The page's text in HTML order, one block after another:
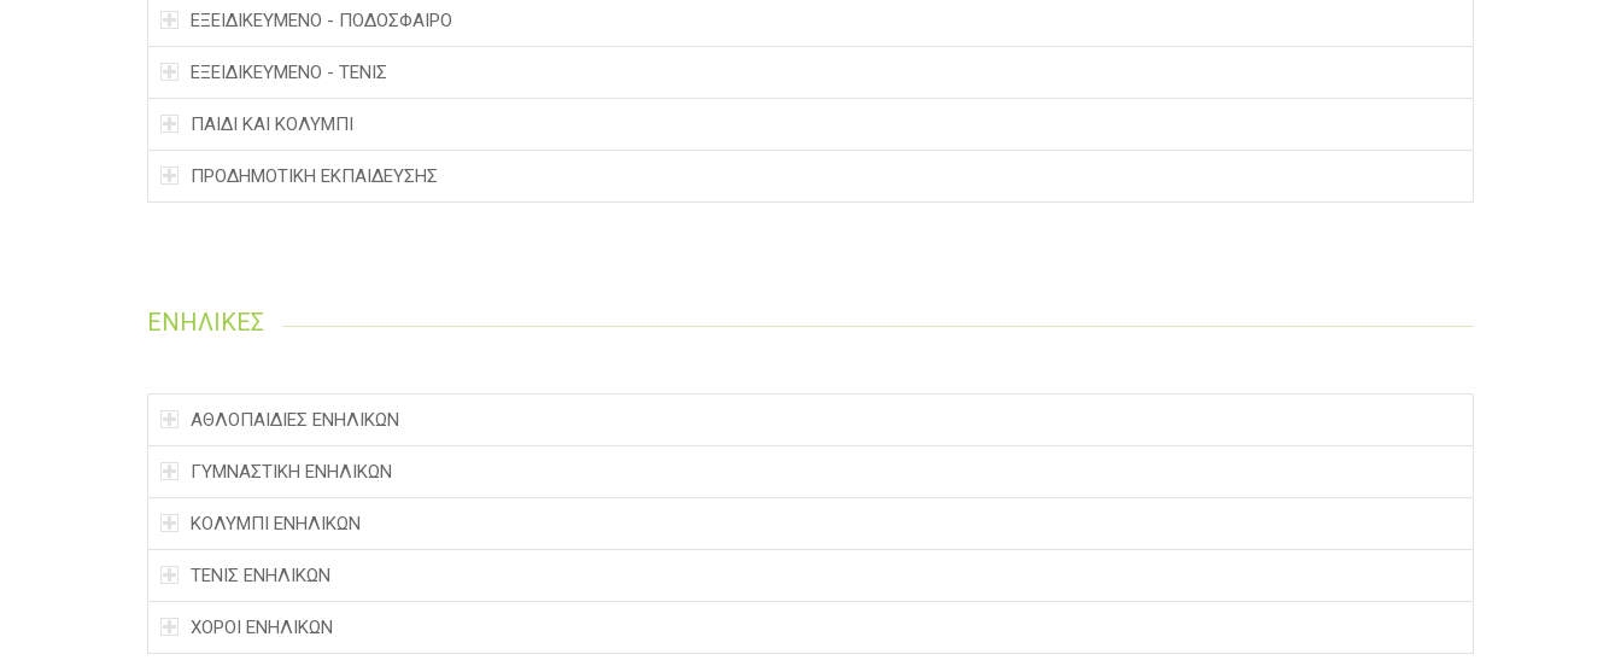
ΕΞΕΙΔΙΚΕΥΜΕΝΟ - ΠΟΔΟΣΦΑΙΡΟ
EΞΕΙΔΙΚΕΥΜΕΝΟ - ΤΕΝΙΣ
ΠΑΙΔΙ ΚΑΙ ΚΟΛΥΜΠΙ
ΠΡΟΔΗΜΟΤΙΚΗ ΕΚΠΑΙΔΕΥΣΗΣ
ΕΝΗΛΙΚΕΣ
ΑΘΛΟΠΑΙΔΙΕΣ ΕΝΗΛΙΚΩΝ
ΓΥΜΝΑΣΤΙΚΗ ΕΝΗΛΙΚΩΝ
ΚΟΛΥΜΠΙ ΕΝΗΛΙΚΩΝ
ΤΕΝΙΣ ΕΝΗΛΙΚΩΝ
ΧΟΡΟΙ ΕΝΗΛΙΚΩΝ